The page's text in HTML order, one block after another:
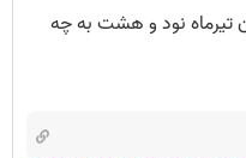
تیرماه نود و هشت به چه